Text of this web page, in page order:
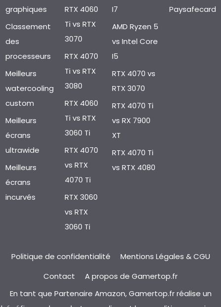
graphiques
Classement
des
processeurs
Meilleurs
watercooling
custom
Meilleurs
écrans
ultrawide
Meilleurs
écrans
incurvés
RTX 4060
Ti vs RTX
3070
RTX 4070
Ti vs RTX
3080
RTX 4060
Ti vs RTX
3060 Ti
RTX 4070
vs RTX
4070 Ti
RTX 3060
vs RTX
3060 Ti
I7
AMD Ryzen 5
vs Intel Core
I5
RTX 4070 vs
RTX 3070
RTX 4070 Ti
vs RX 7900
XT
RTX 4070 Ti
vs RTX 4080
Paysafecard
Politique de confidentialité
Mentions Légales & CGU
Contact
A propos de Gamertop.fr
En tant que Partenaire Amazon, Gamertop.fr réalise un